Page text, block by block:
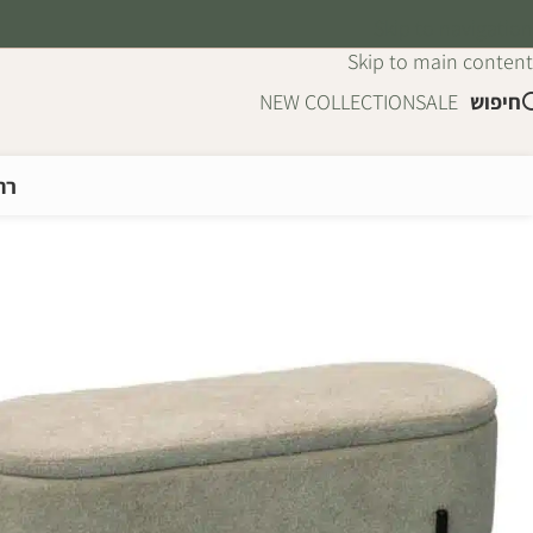
Skip to main content
חיפוש SALE
NEW COLLECTION